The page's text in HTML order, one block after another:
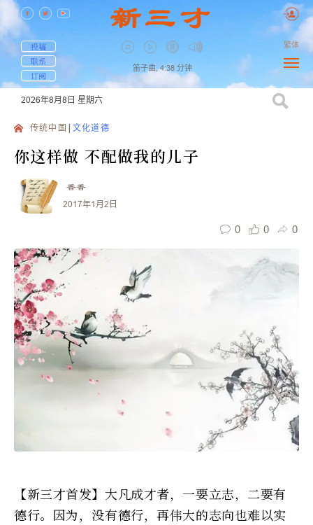
投稿
联系
订阅
笛子曲, 4:38 分钟
繁体
2026年8月8日 星期六
传统中国 文化道德
你这样做 不配做我的儿子
香香
2017年1月2日
0 0 0
【新三才首发】大凡成才者，一要立志，二要有
德行。因为，没有德行，再伟大的志向也难以实